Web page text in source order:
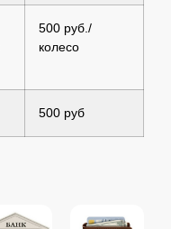
500 руб./
колесо
500 руб